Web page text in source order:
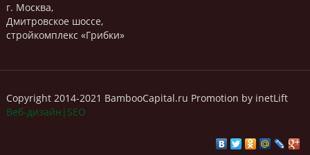
г. Москва,
Дмитровское шоссе,
стройкомплекс «Грибки»
Copyright 2014-2021 BambooCapital.ru Promotion by inetLift
Веб-дизайн|SEO